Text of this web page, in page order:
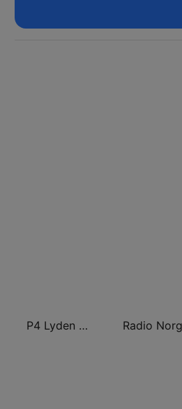
P4 Lyden av Norge Radio